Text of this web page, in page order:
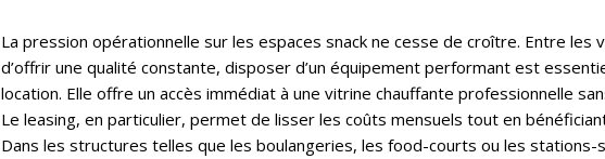
La pression opérationnelle sur les espaces snack ne cesse de croître. Entre les
d’offrir une qualité constante, disposer d’un équipement performant est
location. Elle offre un accès immédiat à une vitrine chauffante professionnelle
Le leasing, en particulier, permet de lisser les coûts mensuels tout en
Dans les structures telles que les boulangeries, les food-courts ou les stations-